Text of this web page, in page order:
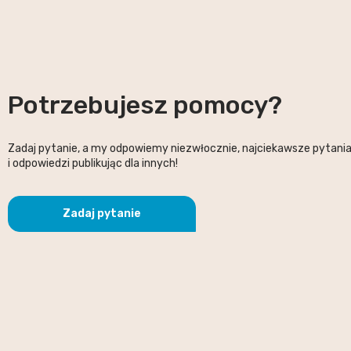
Potrzebujesz pomocy?
Zadaj pytanie, a my odpowiemy niezwłocznie, najciekawsze pytania
i odpowiedzi publikując dla innych!
Zadaj pytanie